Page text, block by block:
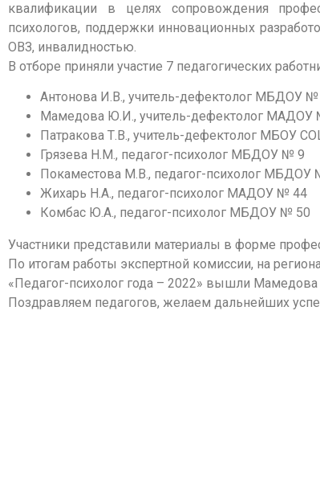
квалификации в целях сопровождения
психологов, поддержки инновационных
ОВЗ, инвалидностью.
В отборе приняли участие 7 педагогических
Антонова И.В., учитель-дефектолог МБДОУ №
Мамедова Ю.И., учитель-дефектолог МАДОУ
Патракова Т.В., учитель-дефектолог МБОУ
Грязева Н.М., педагог-психолог МБДОУ № 9
Покаместова М.В., педагог-психолог МБДОУ
Жихарь Н.А., педагог-психолог МАДОУ № 44
Комбас Ю.А., педагог-психолог МБДОУ № 50
Участники представили материалы в форме
По итогам работы экспертной комиссии, на
«Педагог-психолог года – 2022» вышли
Поздравляем педагогов, желаем дальнейших